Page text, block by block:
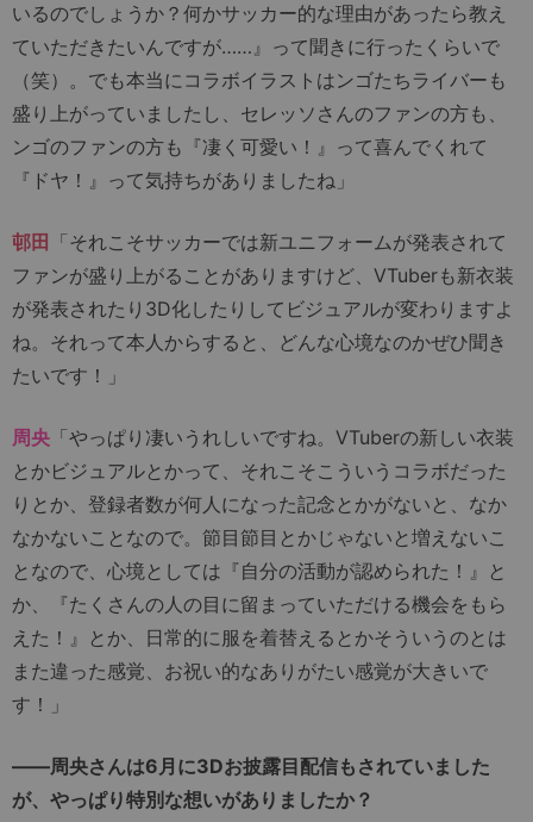
いるのでしょうか？何かサッカー的な理由があったら教え
ていただきたいんですが……』って聞きに行ったくらいで
（笑）。でも本当にコラボイラストはンゴたちライバーも
盛り上がっていましたし、セレッソさんのファンの方も、
ンゴのファンの方も『凄く可愛い！』って喜んでくれて
『ドヤ！』って気持ちがありましたね」
邨田 「それこそサッカーでは新ユニフォームが発表されて
ファンが盛り上がることがありますけど、VTuberも新衣装
が発表されたり3D化したりしてビジュアルが変わりますよ
ね。それって本人からすると、どんな心境なのかぜひ聞き
たいです！」
周央 「やっぱり凄いうれしいですね。VTuberの新しい衣装
とかビジュアルとかって、それこそこういうコラボだった
りとか、登録者数が何人になった記念とかがないと、なか
なかないことなので。節目節目とかじゃないと増えないこ
となので、心境としては『自分の活動が認められた！』と
か、『たくさんの人の目に留まっていただける機会をもら
えた！』とか、日常的に服を着替えるとかそういうのとは
また違った感覚、お祝い的なありがたい感覚が大きいで
す！」
――周央さんは6月に3Dお披露目配信もされていました
が、やっぱり特別な想いがありましたか？